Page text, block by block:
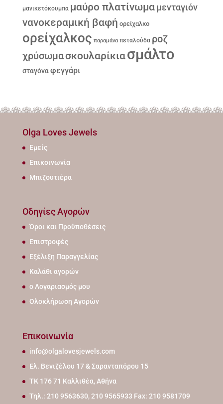
μανικετόκουμπα μαύρο πλατίνωμα μενταγιόν
νανοκεραμική βαφή ορείχαλκο
ορείχαλκος παραμάνα πεταλούδα ροζ
χρύσωμασκουλαρίκιασμάλτο
σταγόνα φεγγάρι
Olga Loves Jewels
Εμείς
Επικοινωνία
Μπιζουτιέρα
Οδηγίες Αγορών
Όροι και Προϋποθέσεις
Επιστροφές
Εξέλιξη Παραγγελίας
Καλάθι αγορών
ο Λογαριασμός μου
Ολοκλήρωση Αγορών
Επικοινωνία
info@olgalovesjewels.com
Ελ. Βενιζέλου 17 & Σαρανταπόρου 15
ΤΚ 176 71 Καλλιθέα, Αθήνα
Τηλ.: 210 9563630, 210 9565933 Fax: 210 9581709